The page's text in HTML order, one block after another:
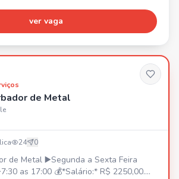
viajar • Certificado ATUALIZADO de
ver vaga
de Metal
24 0
de Metal ▶️Segunda a Sexta Feira